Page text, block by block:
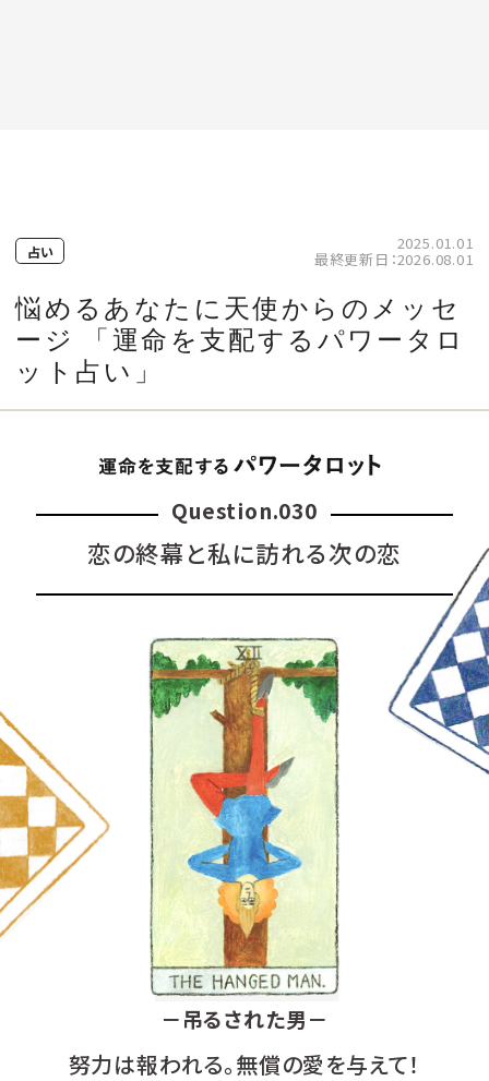
FASHION
JEWELRY & WATCH
LIFESTYLE
CELEBRITY
COLLECTION
WEDDING
FORTUNE
占い 2025.01.01
最終更新日：2026.08.01
悩めるあなたに天使からのメッセ
ージ 「運命を支配するパワータロ
ット占い」
Question.030
恋の終幕と私に訪れる次の恋
－吊るされた男－
努力は報われる。無償の愛を与えて！